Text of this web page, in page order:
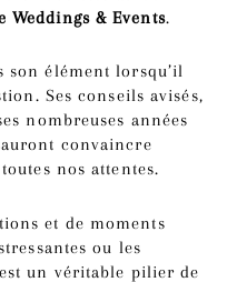
Weddings & Events.
son élément lorsqu’il
Ses conseils avisés,
nombreuses années
convaincre
nos attentes.
et de moments
ou les
un véritable pilier de